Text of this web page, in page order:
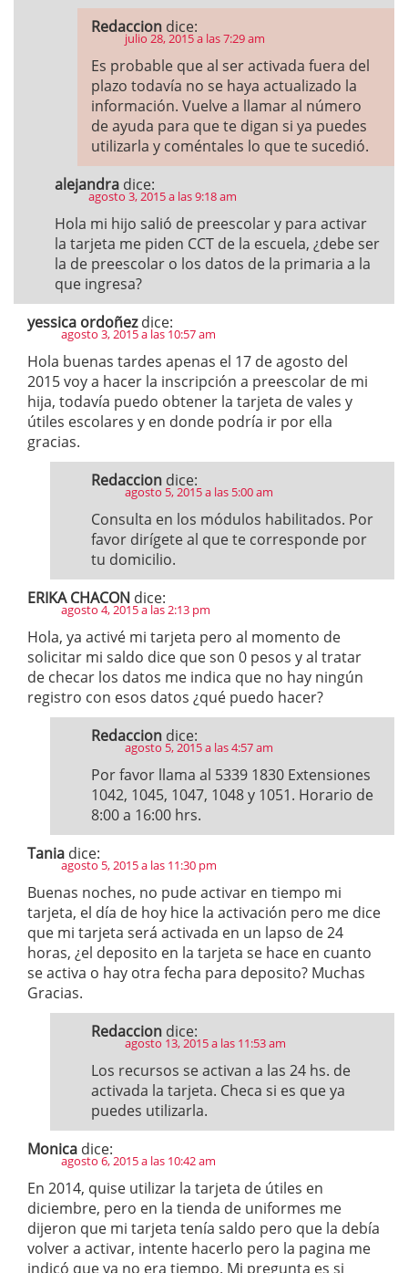
Redaccion dice:
julio 28, 2015 a las 7:29 am
Es probable que al ser activada fuera del
plazo todavía no se haya actualizado la
información. Vuelve a llamar al número
de ayuda para que te digan si ya puedes
utilizarla y coméntales lo que te sucedió.
alejandra dice:
agosto 3, 2015 a las 9:18 am
Hola mi hijo salió de preescolar y para activar
la tarjeta me piden CCT de la escuela, ¿debe ser
la de preescolar o los datos de la primaria a la
que ingresa?
yessica ordoñez dice:
agosto 3, 2015 a las 10:57 am
Hola buenas tardes apenas el 17 de agosto del
2015 voy a hacer la inscripción a preescolar de mi
hija, todavía puedo obtener la tarjeta de vales y
útiles escolares y en donde podría ir por ella
gracias.
Redaccion dice:
agosto 5, 2015 a las 5:00 am
Consulta en los módulos habilitados. Por
favor dirígete al que te corresponde por
tu domicilio.
ERIKA CHACON dice:
agosto 4, 2015 a las 2:13 pm
Hola, ya activé mi tarjeta pero al momento de
solicitar mi saldo dice que son 0 pesos y al tratar
de checar los datos me indica que no hay ningún
registro con esos datos ¿qué puedo hacer?
Redaccion dice:
agosto 5, 2015 a las 4:57 am
Por favor llama al 5339 1830 Extensiones
1042, 1045, 1047, 1048 y 1051. Horario de
8:00 a 16:00 hrs.
Tania dice:
agosto 5, 2015 a las 11:30 pm
Buenas noches, no pude activar en tiempo mi
tarjeta, el día de hoy hice la activación pero me dice
que mi tarjeta será activada en un lapso de 24
horas, ¿el deposito en la tarjeta se hace en cuanto
se activa o hay otra fecha para deposito? Muchas
Gracias.
Redaccion dice:
agosto 13, 2015 a las 11:53 am
Los recursos se activan a las 24 hs. de
activada la tarjeta. Checa si es que ya
puedes utilizarla.
Monica dice:
agosto 6, 2015 a las 10:42 am
En 2014, quise utilizar la tarjeta de útiles en
diciembre, pero en la tienda de uniformes me
dijeron que mi tarjeta tenía saldo pero que la debía
volver a activar, intente hacerlo pero la pagina me
indicó que ya no era tiempo. Mi pregunta es si